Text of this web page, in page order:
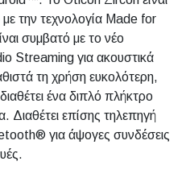
την τεχνολογία Made for
συμβατό με το νέο
Streaming για ακουστικά
τη χρήση ευκολότερη,
ένα διπλό πλήκτρο
Διαθέτει επίσης τηλεπηγή
για άψογες συνδέσεις